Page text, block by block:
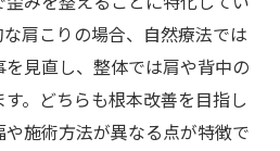
のリスクと対策を知って選
た整体・自然療法の比較方
肩こりの場合、自然療法では
見直し、整体では肩や背中の
。どちらも根本改善を目指し
施術方法が異なる点が特徴で